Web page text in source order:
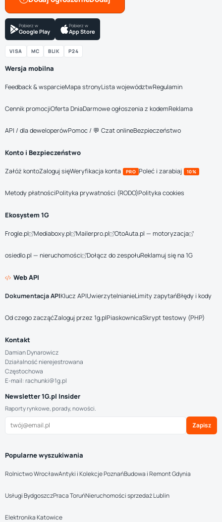
Pobierz w
Google Play
Pobierz w
App Store
VISA MC BLIK P24
Wersja mobilna
Feedback & wsparcieMapa stronyLista województwRegulamin
Cennik promocjiOferta DniaDarmowe ogłoszenia z kodemReklama
API / dla deweloperówPomoc / 💬 Czat onlineBezpieczeństwo
Konto i Bezpieczeństwo
Załóż kontoZaloguj sięWeryfikacja konta PRO Poleć i zarabiaj 10%
Metody płatnościPolityka prywatności (RODO)Polityka cookies
Ekosystem 1G
Frogle.pl Mediaboxy.pl Mailerpro.pl OtoAuta.pl — motoryzacja
osiedlo.pl — nieruchomości Dołącz do zespołuReklamuj się na 1G
Web API
Dokumentacja APIKlucz APIUwierzytelnianieLimity zapytańBłędy i kody
Od czego zacząćZaloguj przez 1g.plPiaskownicaSkrypt testowy (PHP)
Kontakt
Damian Dynarowicz
Działalność nierejestrowana
Częstochowa
E-mail: rachunki@1g.pl
Newsletter 1G.pl Insider
Raporty rynkowe, porady, nowości.
Zapisz
Popularne wyszukiwania
Rolnictwo WrocławAntyki i Kolekcje PoznańBudowa i Remont Gdynia
Usługi BydgoszczPraca ToruńNieruchomości sprzedaż Lublin
Elektronika Katowice